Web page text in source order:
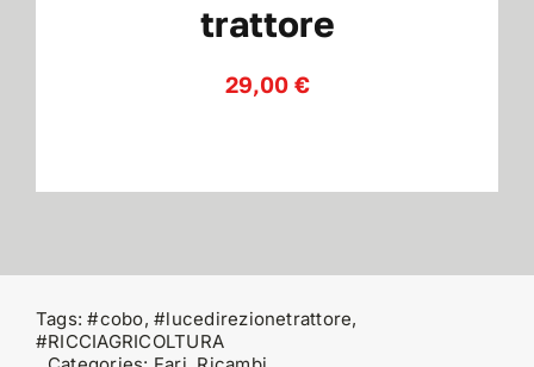
trattore
29,00 €
Tags:#cobo,#lucedirezionetrattore,
#RICCIAGRICOLTURA